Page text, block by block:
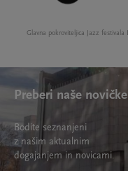
Glavna pokroviteljica Jazz festivala
Preberi naše novičke
Bodite seznanjeni
z našim aktualnim
dogajanjem in novicami.